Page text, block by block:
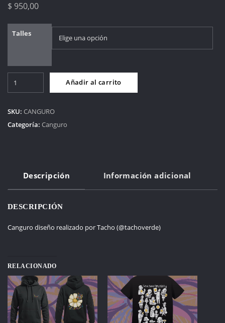
$ 950,00
Talles
Añadir al carrito
SKU: CANGURO
Categoría: Canguro
Descripción Información adicional
DESCRIPCIÓN
Canguro diseño realizado por Tacho (@tachoverde)
RELACIONADO